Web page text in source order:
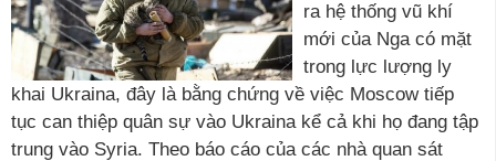
ra hệ thống vũ khí
mới của Nga có mặt
trong lực lượng ly
khai Ukraina, đây là bằng chứng về việc Moscow tiếp
tục can thiệp quân sự vào Ukraina kể cả khi họ đang tập
trung vào Syria. Theo báo cáo của các nhà quan sát